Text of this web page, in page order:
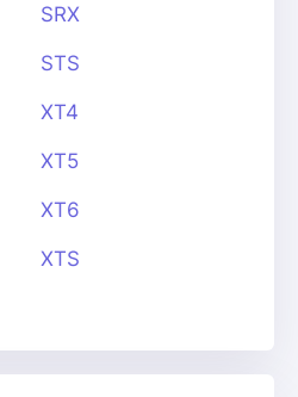
SRX
STS
XT4
XT5
XT6
XTS